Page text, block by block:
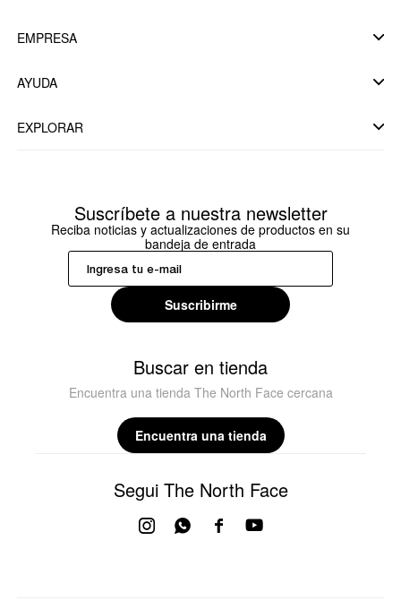
EMPRESA
AYUDA
EXPLORAR
Suscríbete a nuestra newsletter
Reciba noticias y actualizaciones de productos en su
bandeja de entrada
Suscribirme
Buscar en tienda
Encuentra una tienda The North Face cercana
Encuentra una tienda
Segui The North Face
 
 